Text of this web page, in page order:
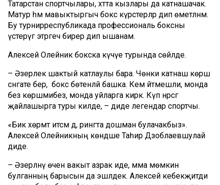
Татарстан спортчылары, хәтта кызлары да катнашачак.
Матур һәм мавыктыргыч бокс күрсәтерләр дип өметләнәм.
Бутурнирреспубликада профессиональ боксны
үстерүгә этәргеч бирер дип ышанам.
Алексей Олейник бокска күчүе турында сөйләде.
– Әзерлек шактый катлаулы бара. Чөнки катнаш көрәш
сәнгате бер, ә бокс бөтенләй башка. Кем әйтмешли, монда
без көрәшмибез, монда уйларга кирәк. Күп нәрсәгә
җайлашыргатуры килде, – диде легендар спортчы.
«Бик хөрмәт итсәм дә, рингта дошман булачакбыз».
Алексей Олейникның көндәше Таһир Дзоблаевшулай
диде.
– Әзерләнү өчен вакыт азрак иде, әмма мөмкин
булганның барысын да эшләдек. Алексей кебекҗитди